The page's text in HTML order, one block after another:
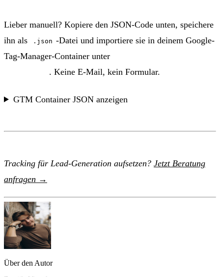
Lieber manuell? Kopiere den JSON-Code unten, speichere
ihn als
.json -Datei und importiere sie in deinem Google-
Tag-Manager-Container unter
. Keine E-Mail, kein Formular.
GTM Container JSON anzeigen
Tracking für Lead-Generation aufsetzen? Jetzt Beratung
anfragen →
Über den Autor